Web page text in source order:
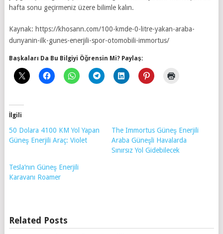
hafta sonu geçirmeniz üzere bilimle kalın.
Kaynak: https://khosann.com/100-kmde-0-litre-yakan-araba-
dunyanin-ilk-gunes-enerjili-spor-otomobili-immortus/
Başkaları Da Bu Bilgiyi Öğrensin Mi? Paylaş:
İlgili
50 Dolara 4100 KM Yol Yapan
Güneş Enerjili Araç: Violet
The Immortus Güneş Enerjili
Araba Güneşli Havalarda
Sınırsız Yol Gidebilecek
Tesla’nın Güneş Enerjili
Karavanı Roamer
Related Posts